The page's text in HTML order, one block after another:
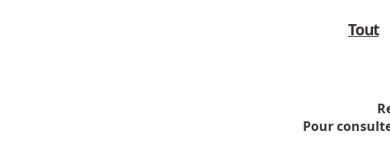
Tout
Pour